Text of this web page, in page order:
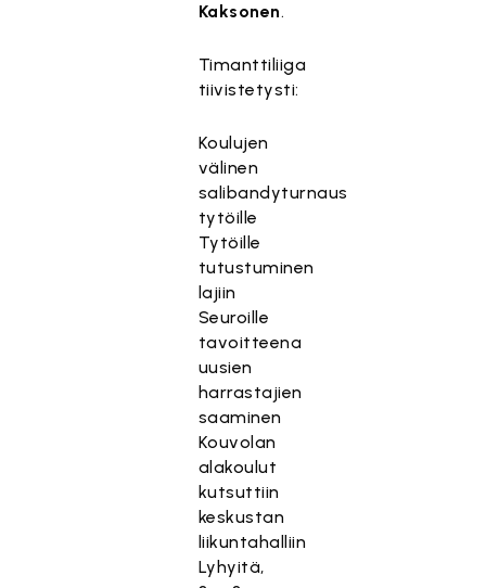
Kaksonen.
Timanttiliiga
tiivistetysti:
Koulujen
välinen
salibandyturnaus
tytöille
Tytöille
tutustuminen
lajiin
Seuroille
tavoitteena
uusien
harrastajien
saaminen
Kouvolan
alakoulut
kutsuttiin
keskustan
liikuntahalliin
Lyhyitä,